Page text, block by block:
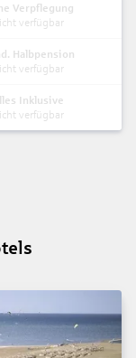
Verpflegung
verfügbar
Halbpension
verfügbar
Inklusive
verfügbar